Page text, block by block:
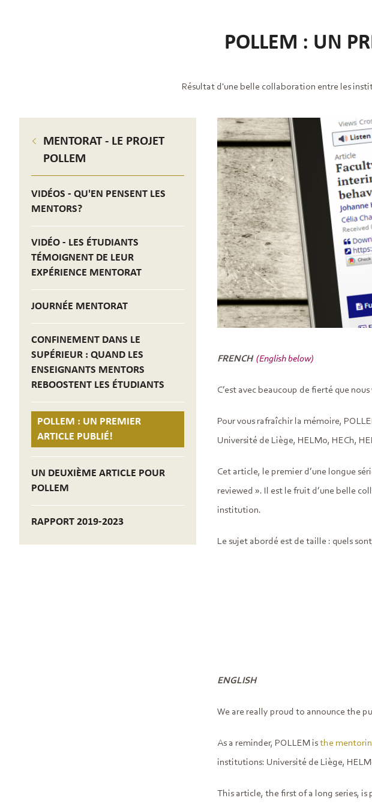
POLLEM : UN
Résultat d'une belle collaboration entre les
MENTORAT - LE PROJET
POLLEM
VIDÉOS - QU'EN PENSENT LES
MENTORS?
VIDÉO - LES ÉTUDIANTS
TÉMOIGNENT DE LEUR
EXPÉRIENCE MENTORAT
JOURNÉE MENTORAT
CONFINEMENT DANS LE
SUPÉRIEUR : QUAND LES
ENSEIGNANTS MENTORS
REBOOSTENT LES ÉTUDIANTS
POLLEM : UN PREMIER
ARTICLE PUBLIÉ!
UN DEUXIÈME ARTICLE POUR
POLLEM
RAPPORT 2019-2023
FRENCH (English below)
C’est avec beaucoup de fierté que
Pour vous rafraîchir la mémoire,
Université de Liège, HELMo, HECh,
Cet article, le premier d’une longue
reviewed ». Il est le fruit d’une belle
institution.
Le sujet abordé est de taille : quels
ENGLISH
We are really proud to announce the
As a reminder, POLLEM isthe
institutions: Université de Liège,
This article, the first of a long series,